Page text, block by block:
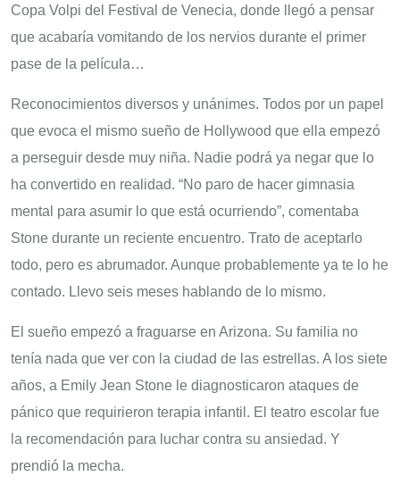
Copa Volpi del Festival de Venecia, donde llegó a pensar
que acabaría vomitando de los nervios durante el primer
pase de la película…
Reconocimientos diversos y unánimes. Todos por un papel
que evoca el mismo sueño de Hollywood que ella empezó
a perseguir desde muy niña. Nadie podrá ya negar que lo
ha convertido en realidad. “No paro de hacer gimnasia
mental para asumir lo que está ocurriendo”, comentaba
Stone durante un reciente encuentro. Trato de aceptarlo
todo, pero es abrumador. Aunque probablemente ya te lo he
contado. Llevo seis meses hablando de lo mismo.
El sueño empezó a fraguarse en Arizona. Su familia no
tenía nada que ver con la ciudad de las estrellas. A los siete
años, a Emily Jean Stone le diagnosticaron ataques de
pánico que requirieron terapia infantil. El teatro escolar fue
la recomendación para luchar contra su ansiedad. Y
prendió la mecha.